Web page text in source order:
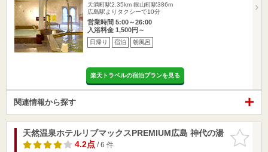
天満町駅2.35km 銀山町駅386m
広島駅よりタクシーで10分
営業時間 5:00～26:00
入浴料金 1,500円～
日帰り 宿泊 朝風呂
楽天トラベルの宿泊プランを見る
関連情報から探す
お気に入
りに追加
天然温泉ホテルリブマックスPREMIUM広島 神代の湯
4.2点/ 6 件